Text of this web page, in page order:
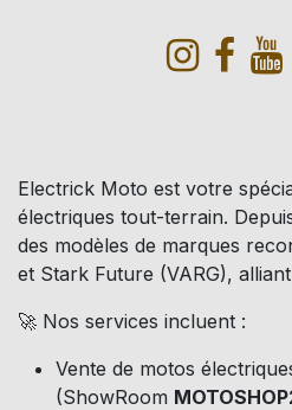
Electrick Moto est votre
électriques tout-terrain.
des modèles de marques
et Stark Future (VARG),
🚀 Nos services incluent :
Vente de motos
(ShowRoom